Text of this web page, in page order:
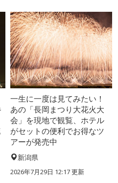
一生に一度は見てみたい！
あの「長岡まつり大花火大
会」を現地で観覧、ホテル
がセットの便利でお得なツ
アーが発売中
新潟県
2026年7月29日 12:17 更新